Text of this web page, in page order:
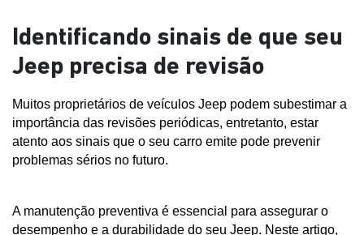
Identificando sinais de que seu
Jeep precisa de revisão
Muitos proprietários de veículos Jeep podem subestimar a
importância das revisões periódicas, entretanto, estar
atento aos sinais que o seu carro emite pode prevenir
problemas sérios no futuro.
A manutenção preventiva é essencial para assegurar o
desempenho e a durabilidade do seu Jeep. Neste artigo,